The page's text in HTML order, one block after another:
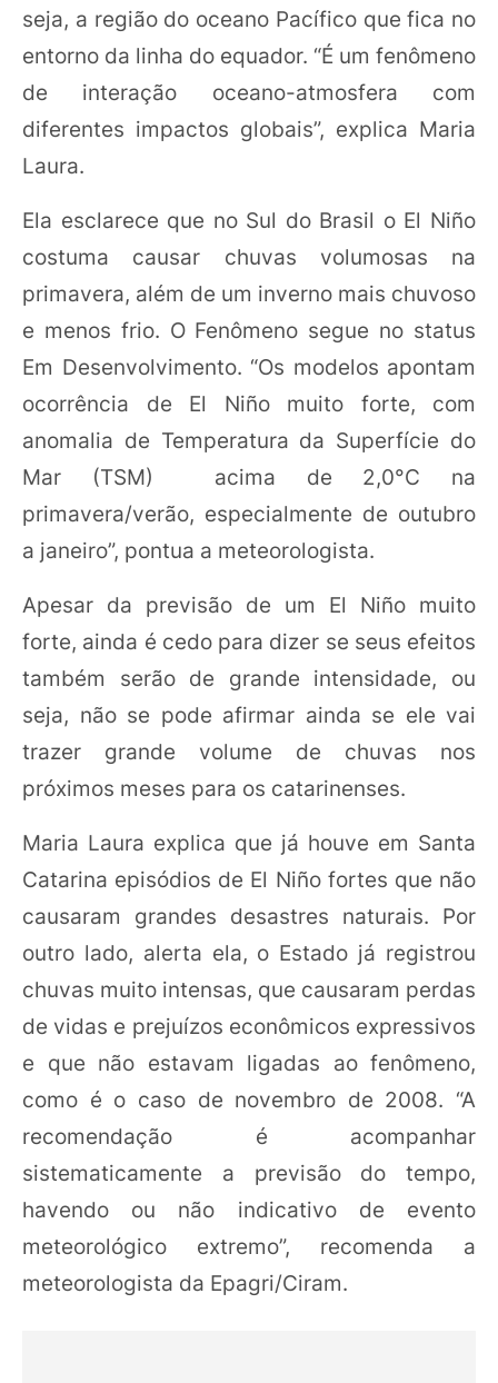
seja, a região do oceano Pacífico que fica no
entorno da linha do equador. “É um fenômeno
de interação oceano-atmosfera com
diferentes impactos globais”, explica Maria
Laura.
Ela esclarece que no Sul do Brasil o El Niño
costuma causar chuvas volumosas na
primavera, além de um inverno mais chuvoso
e menos frio. O Fenômeno segue no status
Em Desenvolvimento. “Os modelos apontam
ocorrência de El Niño muito forte, com
anomalia de Temperatura da Superfície do
Mar (TSM) acima de 2,0°C na
primavera/verão, especialmente de outubro
a janeiro”, pontua a meteorologista.
Apesar da previsão de um El Niño muito
forte, ainda é cedo para dizer se seus efeitos
também serão de grande intensidade, ou
seja, não se pode afirmar ainda se ele vai
trazer grande volume de chuvas nos
próximos meses para os catarinenses.
Maria Laura explica que já houve em Santa
Catarina episódios de El Niño fortes que não
causaram grandes desastres naturais. Por
outro lado, alerta ela, o Estado já registrou
chuvas muito intensas, que causaram perdas
de vidas e prejuízos econômicos expressivos
e que não estavam ligadas ao fenômeno,
como é o caso de novembro de 2008. “A
recomendação é acompanhar
sistematicamente a previsão do tempo,
havendo ou não indicativo de evento
meteorológico extremo”, recomenda a
meteorologista da Epagri/Ciram.